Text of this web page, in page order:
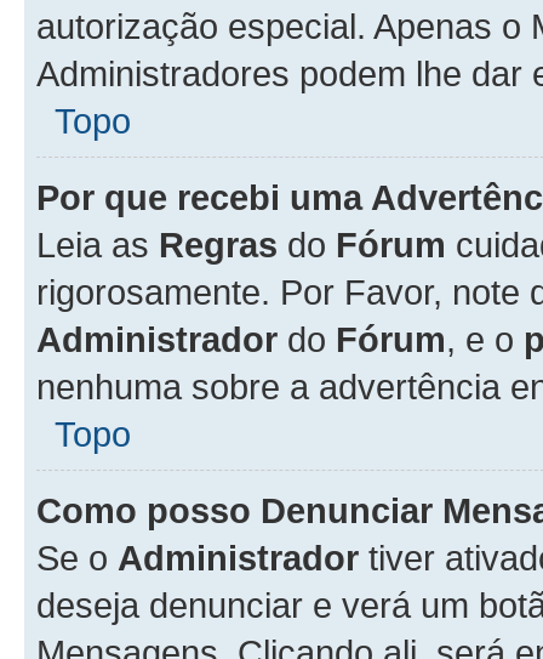
autorização especial. Apenas o
Administradores podem lhe
Topo
Por que recebi uma
Leia as Regras do Fórum
rigorosamente. Por Favor, note
Administrador do Fórum, e o
nenhuma sobre a advertência
Topo
Como posso Denunciar
Se o Administrador tiver
deseja denunciar e verá um